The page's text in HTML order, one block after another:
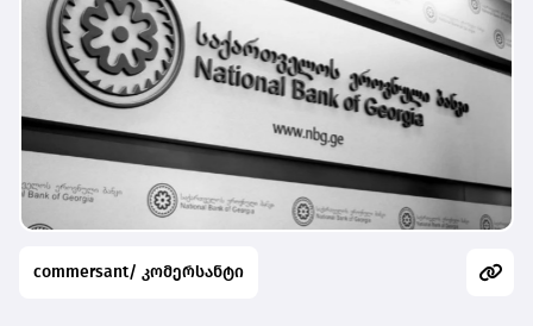
commersant/ კომერსანტი